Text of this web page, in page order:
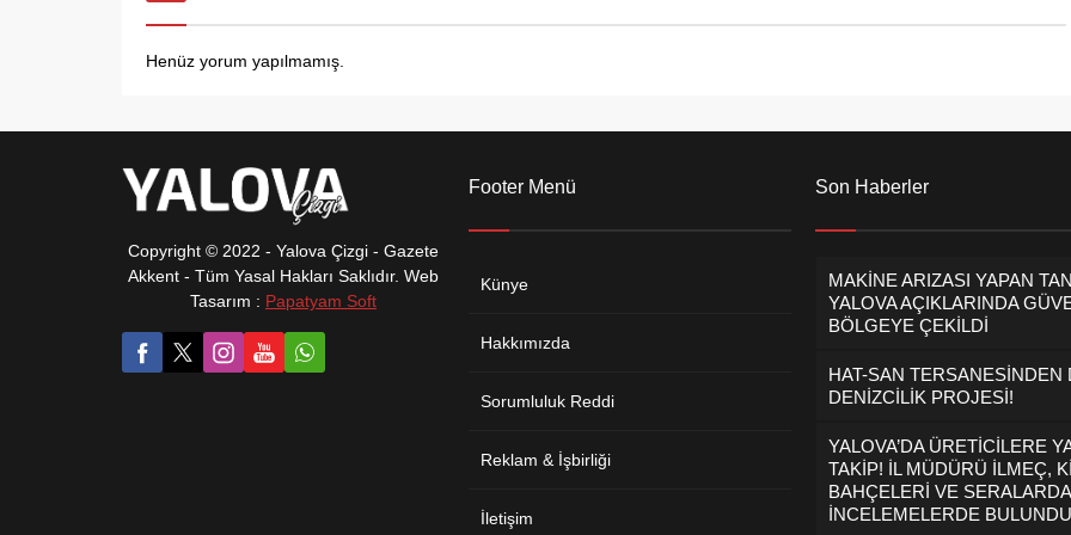
Henüz yorum yapılmamış.
Copyright © 2022 - Yalova Çizgi - Gazete
Akkent - Tüm Yasal Hakları Saklıdır. Web
Tasarım : Papatyam Soft
Footer Menü
Künye
Hakkımızda
Sorumluluk Reddi
Reklam & İşbirliği
İletişim
Son Haberler
MAKİNE ARIZASI YAPAN
YALOVA AÇIKLARINDA
BÖLGEYE ÇEKİLDİ
HAT-SAN TERSANESİNDEN
DENİZCİLİK PROJESİ!
YALOVA’DA ÜRETİCİLERE
TAKİP! İL MÜDÜRÜ İLMEÇ,
BAHÇELERİ VE SERALARDA
İNCELEMELERDE BULUNDU